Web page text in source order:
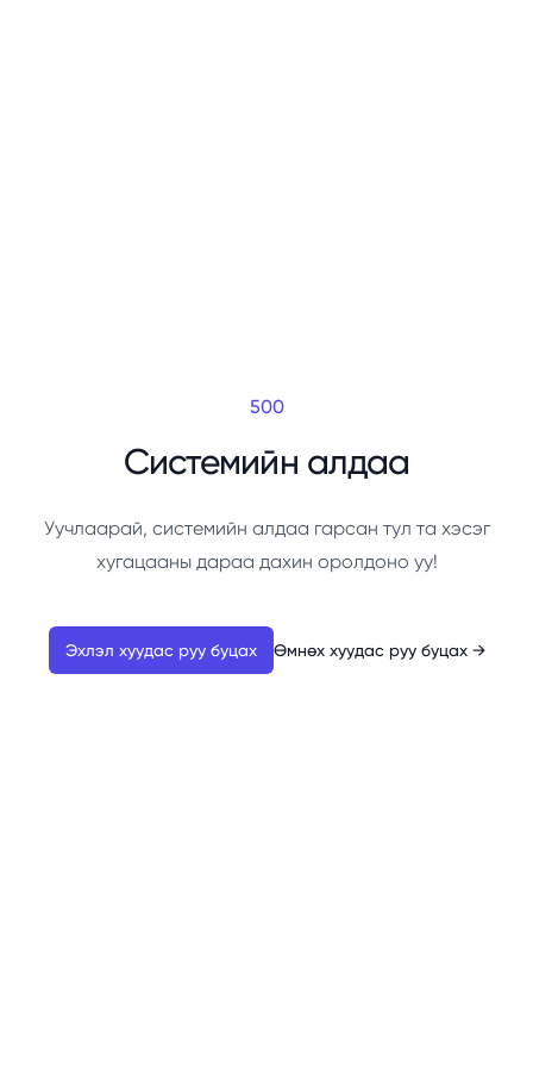
500
Системийн алдаа
Уучлаарай, системийн алдаа гарсан тул та хэсэг
хугацааны дараа дахин оролдоно уу!
Эхлэл хуудас руу буцах Өмнөх хуудас руу буцах →